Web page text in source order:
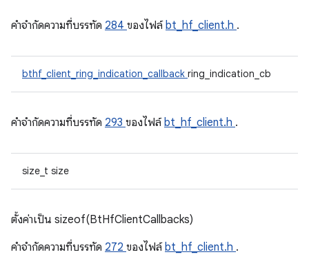
คําจํากัดความที่บรรทัด 284 ของไฟล์bt_hf_client.h .
bthf_client_ring_indication_callback ring_indication_cb
คําจํากัดความที่บรรทัด 293 ของไฟล์bt_hf_client.h .
size_t size
ตั้งค่าเป็น sizeof(BtHfClientCallbacks)
คําจํากัดความที่บรรทัด 272 ของไฟล์bt_hf_client.h .